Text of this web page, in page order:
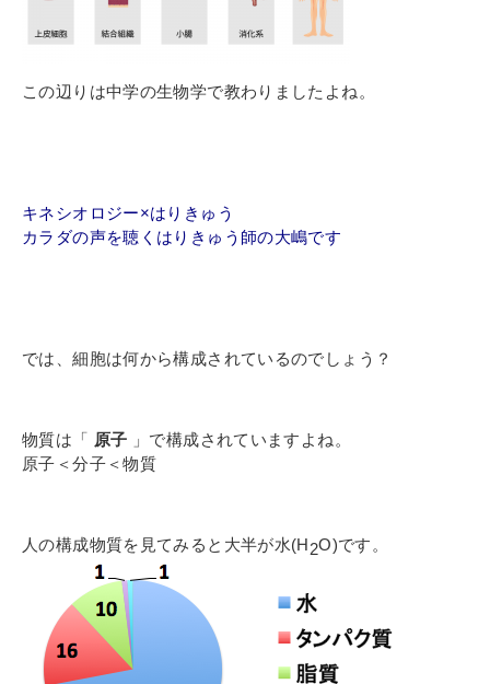
この辺りは中学の生物学で教わりましたよね。
キネシオロジー×はりきゅう
カラダの声を聴くはりきゅう師の大嶋です
では、細胞は何から構成されているのでしょう？
物質は「 原子 」で構成されていますよね。
原子＜分子＜物質
人の構成物質を見てみると大半が水(H2O)です。